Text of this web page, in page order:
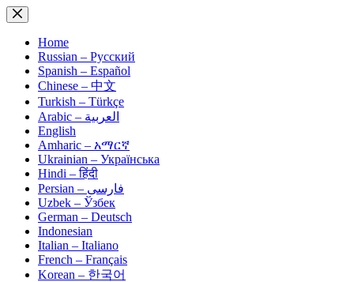
Skip
to
contentHome
Russian – Русский
Spanish – Español
Chinese – 中文
Turkish – Türkçe
Arabic – العربية
English
Amharic – አማርኛ
Ukrainian – Українська
Hindi – हिंदी
Persian – فارسی
Uzbek – Ўзбек
German – Deutsch
Indonesian
Italian – Italiano
French – Français
Korean – 한국어